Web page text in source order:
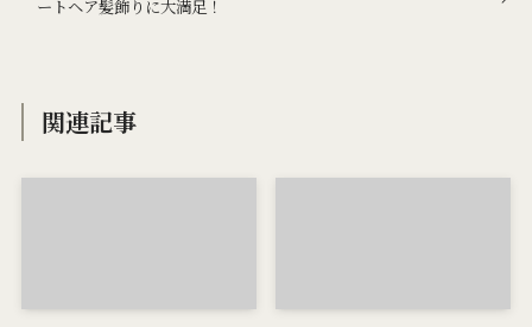
ートヘア髪飾りに大満足！
関連記事